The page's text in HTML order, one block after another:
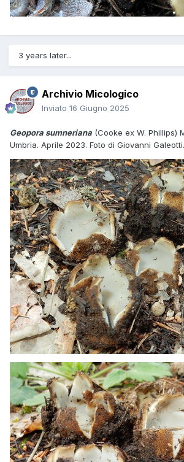
3 years later...
Archivio Micologico
Inviato 16 Giugno 2025
Geopora sumneriana (Cooke ex W. Phillips)
Umbria. Aprile 2023. Foto di Giovanni Galeotti.